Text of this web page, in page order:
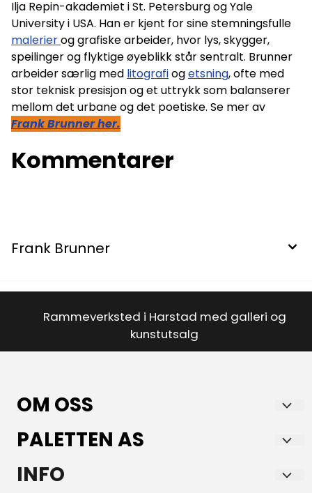
Ilja Repin-akademiet i St. Petersburg og Yale
University i USA. Han er kjent for sine stemningsfulle
malerierog grafiske arbeider, hvor lys, skygger,
speilinger og flyktige øyeblikk står sentralt. Brunner
arbeider særlig med litografiogetsning, ofte med
stor teknisk presisjon og et uttrykk som balanserer
mellom det urbane og det poetiske. Se mer av
Frank Brunner her.
Kommentarer
Frank Brunner
Rammeverksted i Harstad med galleri og
kunstutsalg
OM OSS
Paletten AS Kunst og Innramming
innramming og godt design.
PALETTEN AS
Storgata 7
INFO